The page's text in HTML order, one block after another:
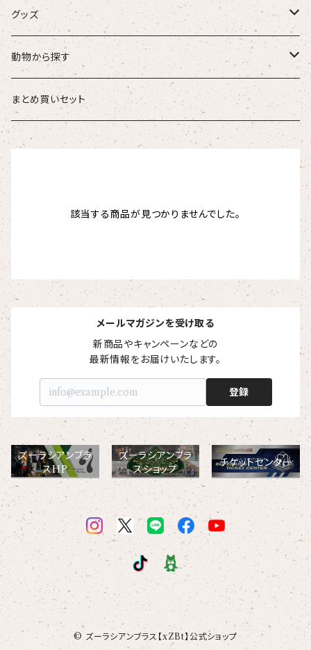
大人
こども
ベビー
スタイ
Tシャツ（半袖）
【hibiscus】
【onepoint】
【EVENT ※期間限定商品】
【xx's day】
【birthday】
【anniversary】
【Allstar】
【balancing typo】
【motif】
ポロシャツ
【emblem_chara】
【crest】
【6faces】
カラードライポロシャツ
【Brass_emblem】
アロハシャツ
ボタンダウン半袖シャツ
オックスフォード長袖シャツ
パーカー
プルオーバーパーカー
フルジップパーカー
ドライジップパーカー
ドライストレッチプルオーバーパーカー
トレーナー
スウェットパンツ
アウター
Tシャツ（長袖）
【chara】
【custom_point】
ハット・ネックウォーマー
グッズ
タオル・ハンカチ
ポーチ
トートバッグ
ジュートバッグ
サコッシュ
バックパック・リュック
動物から探す
ズーラシアンブラス
オカピ
ドゥクラングール
スマトラトラ
弦うさぎ
ジョー
マルゴー
ベルガモット
ペパーミント
パーカッション
ナマケモノ
リトルシスタードール
たたきのトリ アイリス
たたきのトリ スカーレット
ズーラシアンフィルハーモニー管弦楽団
コビトカバ
ジャイアントパンダ
ゴールデンターキン
オセロット
グランパバク
アンクルバク
カズンバク
はたらくトリ
セクション
指揮者3人衆
トラ軍団
トランペッターズ
バク一族
パーカッションチーム
まとめ買いセット
該当する商品が見つかりませんでした。
メールマガジンを受け取る
新商品やキャンペーンなどの
最新情報をお届けいたします。
登録
ズーラシアンブラ
スHP
ズーラシアンブラ
スショップ
チケットセンター
© ズーラシアンブラス【xZBt】公式ショップ